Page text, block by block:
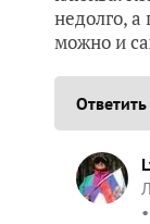
недолго, а
можно и
Ответить